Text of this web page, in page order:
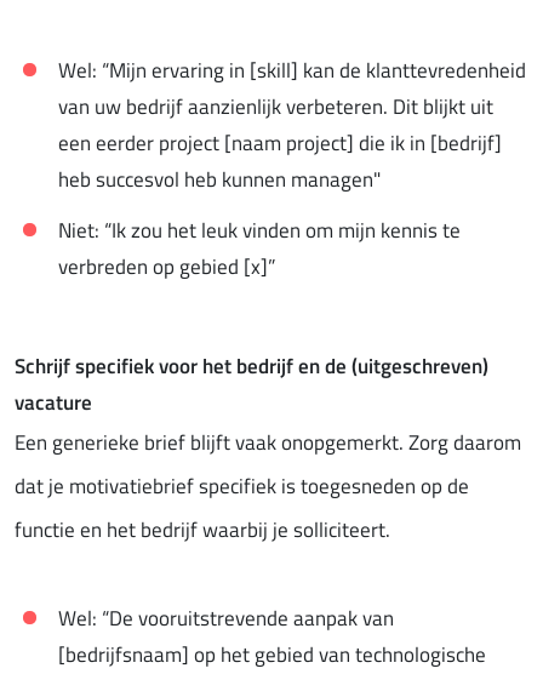
Wel: “Mijn ervaring in [skill] kan de klanttevredenheid
van uw bedrijf aanzienlijk verbeteren. Dit blijkt uit
een eerder project [naam project] die ik in [bedrijf]
heb succesvol heb kunnen managen"
Niet: “Ik zou het leuk vinden om mijn kennis te
verbreden op gebied [x]”
Schrijf specifiek voor het bedrijf en de (uitgeschreven)
vacature
Een generieke brief blijft vaak onopgemerkt. Zorg daarom
dat je motivatiebrief specifiek is toegesneden op de
functie en het bedrijf waarbij je solliciteert.
Wel: “De vooruitstrevende aanpak van
[bedrijfsnaam] op het gebied van technologische